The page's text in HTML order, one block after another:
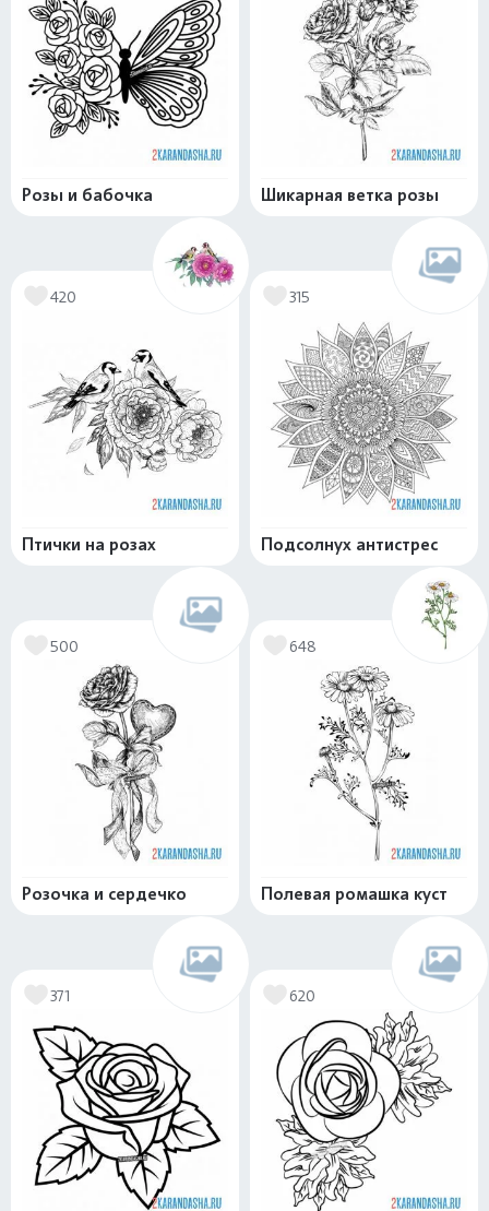
Розы и бабочка Шикарная ветка розы
420
Птички на розах
315
Подсолнух антистрес
500
Розочка и сердечко
648
Полевая ромашка куст
371 620